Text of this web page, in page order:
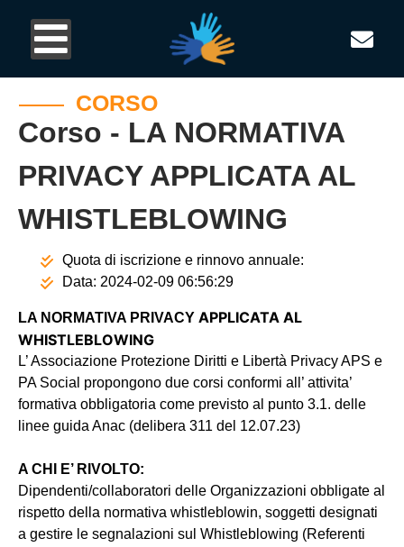
CORSO
Corso - LA NORMATIVA
PRIVACY APPLICATA AL
WHISTLEBLOWING
Quota di iscrizione e rinnovo annuale:
Data: 2024-02-09 06:56:29
LA NORMATIVA PRIVACY APPLICATA AL
WHISTLEBLOWING
L’ Associazione Protezione Diritti e Libertà Privacy APS e
PA Social propongono due corsi conformi all’ attivita’
formativa obbligatoria come previsto al punto 3.1. delle
linee guida Anac (delibera 311 del 12.07.23)
A CHI E’ RIVOLTO:
Dipendenti/collaboratori delle Organizzazioni obbligate al
rispetto della normativa whistleblowin, soggetti designati
a gestire le segnalazioni sul Whistleblowing (Referenti